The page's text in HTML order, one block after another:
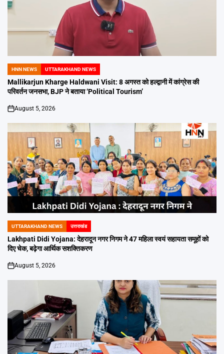
POSTED
IN
HNN NEWS UTTARAKHAND NEWS
Mallikarjun Kharge Haldwani Visit: 8 अगस्त को हल्द्वानी में कांग्रेस की
परिवर्तन जनसभा, BJP ने बताया ‘Political Tourism’
on
August 5, 2026
POSTED
IN
UTTARAKHAND NEWS उत्तराखंड
Lakhpati Didi Yojana: देहरादून नगर निगम ने 47 महिला स्वयं सहायता समूहों को
दिए चेक, बढ़ेगा आर्थिक सशक्तिकरण
on
August 5, 2026